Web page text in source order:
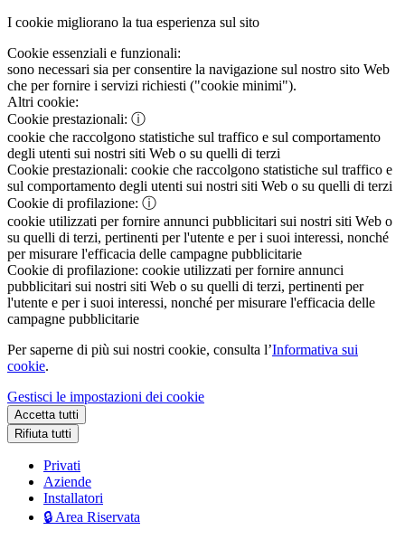
I cookie migliorano la tua esperienza sul sito
Cookie essenziali e funzionali:
sono necessari sia per consentire la navigazione sul nostro sito Web
che per fornire i servizi richiesti ("cookie minimi").
Altri cookie:
Cookie prestazionali: ⓘ
cookie che raccolgono statistiche sul traffico e sul comportamento
degli utenti sui nostri siti Web o su quelli di terzi
Cookie prestazionali: cookie che raccolgono statistiche sul traffico e
sul comportamento degli utenti sui nostri siti Web o su quelli di terzi
Cookie di profilazione: ⓘ
cookie utilizzati per fornire annunci pubblicitari sui nostri siti Web o
su quelli di terzi, pertinenti per l'utente e per i suoi interessi, nonché
per misurare l'efficacia delle campagne pubblicitarie
Cookie di profilazione: cookie utilizzati per fornire annunci
pubblicitari sui nostri siti Web o su quelli di terzi, pertinenti per
l'utente e per i suoi interessi, nonché per misurare l'efficacia delle
campagne pubblicitarie
Per saperne di più sui nostri cookie, consulta l’Informativa sui
cookie.
Gestisci le impostazioni dei cookie
Accetta tutti
Rifiuta tutti
Privati
Aziende
Installatori
🔒 Area Riservata